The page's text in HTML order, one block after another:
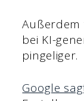
Außerdem
bei KI-
pingeliger.
Google